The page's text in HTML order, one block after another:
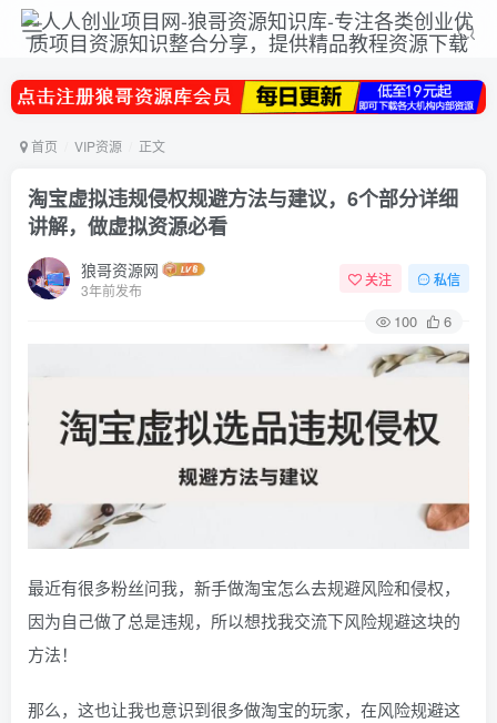
首页 VIP资源 正文
淘宝虚拟违规侵权规避方法与建议，6个部分详细
讲解，做虚拟资源必看
狼哥资源网
3年前发布
关注 私信
100 6
最近有很多粉丝问我，新手做淘宝怎么去规避风险和侵权，
因为自己做了总是违规，所以想找我交流下风险规避这块的
方法！
那么，这也让我也意识到很多做淘宝的玩家，在风险规避这